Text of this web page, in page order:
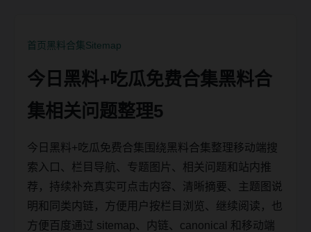
首页黑料合集Sitemap
今日黑料+吃瓜免费合集黑料合
集相关问题整理5
今日黑料+吃瓜免费合集围绕黑料合集整理移动端搜
索入口、栏目导航、专题图片、相关问题和站内推
荐，持续补充真实可点击内容、清晰摘要、主题图说
明和同类内链，方便用户按栏目浏览、继续阅读，也
方便百度通过 sitemap、内链、canonical 和移动端